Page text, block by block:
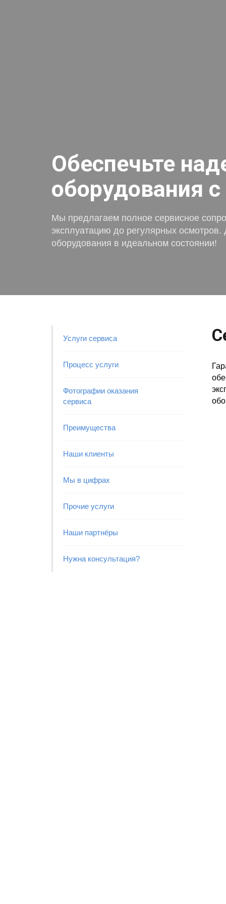
Обеспечьте
оборудования
Мы предлагаем полное сервисное
эксплуатацию до регулярных
оборудования в идеальном состоянии!
Услуги сервиса
Процесс услуги
Фотографии оказания
сервиса
Преимущества
Наши клиенты
Мы в цифрах
Прочие услуги
Наши партнёры
Нужна консультация?